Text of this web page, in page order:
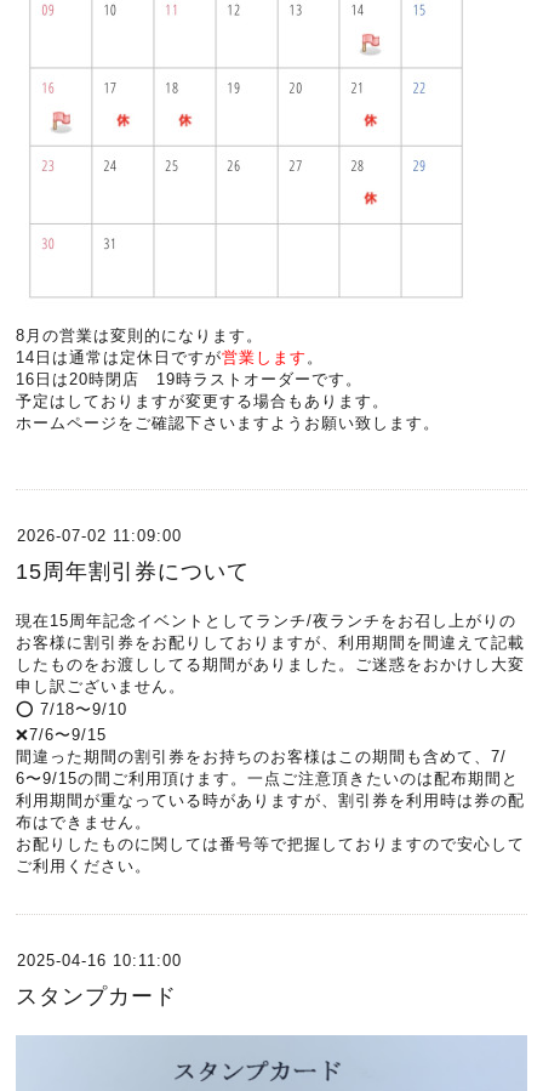
8月の営業は変則的になります。
14日は通常は定休日ですが営業します 。
16日は20時閉店 19時ラストオーダーです。
予定はしておりますが変更する場合もあります。
ホームページをご確認下さいますようお願い致します。
2026-07-02 11:09:00
15周年割引券について
現在15周年記念イベントとしてランチ/夜ランチをお召し上がりの
お客様に割引券をお配りしておりますが、利用期間を間違えて記載
したものをお渡ししてる期間がありました。ご迷惑をおかけし大変
申し訳ございません。
⭕️ 7/18〜9/10
❌7/6〜9/15
間違った期間の割引券をお持ちのお客様はこの期間も含めて、7/
6〜9/15の間ご利用頂けます。一点ご注意頂きたいのは配布期間と
利用期間が重なっている時がありますが、割引券を利用時は券の配
布はできません。
お配りしたものに関しては番号等で把握しておりますので安心して
ご利用ください。
2025-04-16 10:11:00
スタンプカード